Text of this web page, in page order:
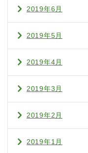
2019年6月
2019年5月
2019年4月
2019年3月
2019年2月
2019年1月